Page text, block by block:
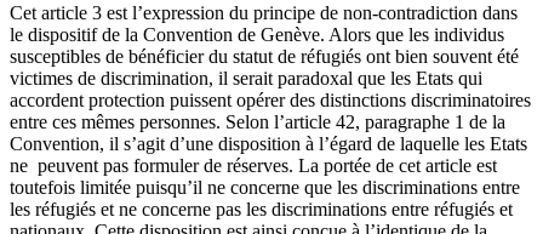
Cet article 3 est l’expression du principe de non-contradiction dans
le dispositif de la Convention de Genève. Alors que les individus
susceptibles de bénéficier du statut de réfugiés ont bien souvent été
victimes de discrimination, il serait paradoxal que les Etats qui
accordent protection puissent opérer des distinctions discriminatoires
entre ces mêmes personnes. Selon l’article 42, paragraphe 1 de la
Convention, il s’agit d’une disposition à l’égard de laquelle les Etats
ne peuvent pas formuler de réserves. La portée de cet article est
toutefois limitée puisqu’il ne concerne que les discriminations entre
les réfugiés et ne concerne pas les discriminations entre réfugiés et